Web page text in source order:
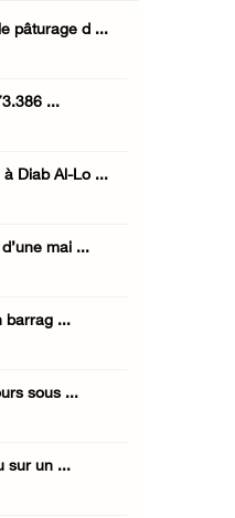
pâturage d ...
...
Diab Al-Lo ...
mai ...
barrag ...
sous ...
sur un ...